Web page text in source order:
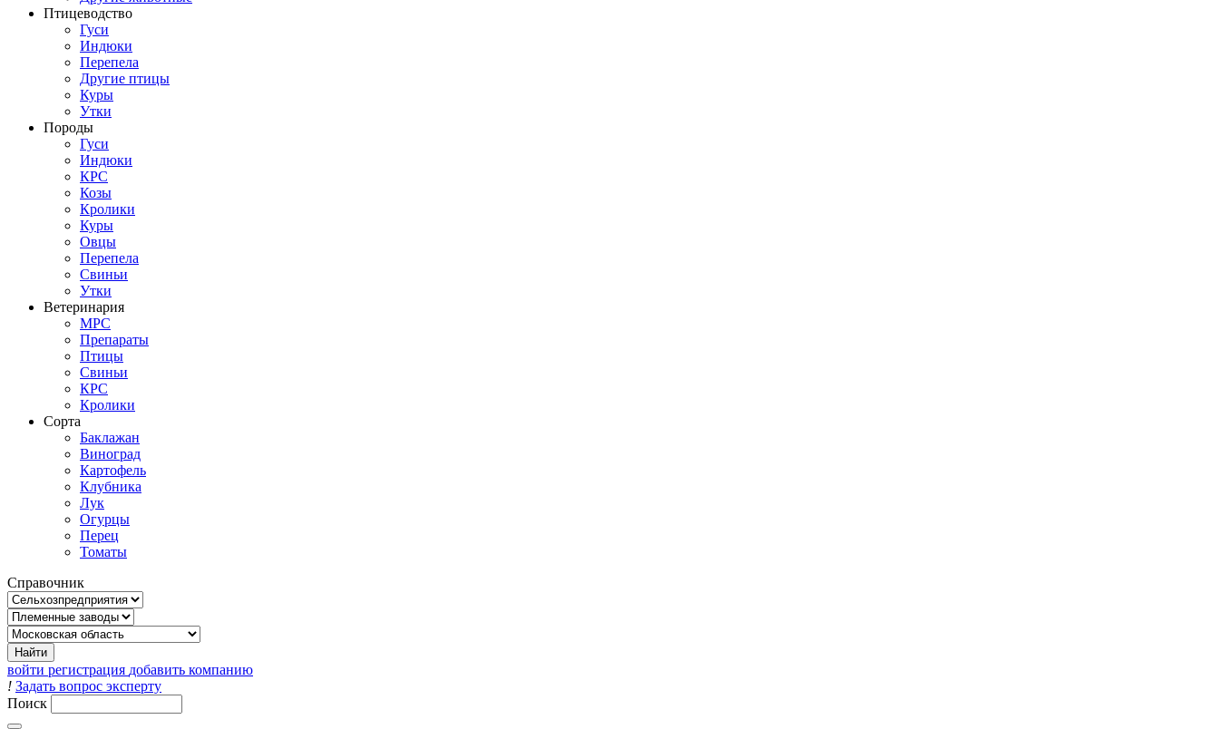
Птицеводство
Гуси
Индюки
Перепела
Другие птицы
Куры
Утки
Породы
Гуси
Индюки
КРС
Козы
Кролики
Куры
Овцы
Перепела
Свиньи
Утки
Ветеринария
МРС
Препараты
Птицы
Свиньи
КРС
Кролики
Сорта
Баклажан
Виноград
Картофель
Клубника
Лук
Огурцы
Перец
Томаты
Справочник
войти регистрация добавить компанию
! Задать вопрос эксперту
Поиск